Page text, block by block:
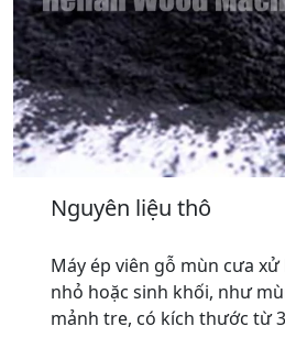
Nguyên liệu thô
Máy ép viên gỗ mùn cưa xử
nhỏ hoặc sinh khối, như
mảnh tre, có kích thước từ